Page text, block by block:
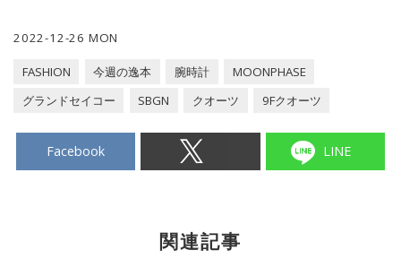
2022-12-26 MON
FASHION 今週の逸本 腕時計
MOONPHASE
グランドセイコー
SBGN クオーツ 9Fクオーツ
Facebook LINE
関連記事